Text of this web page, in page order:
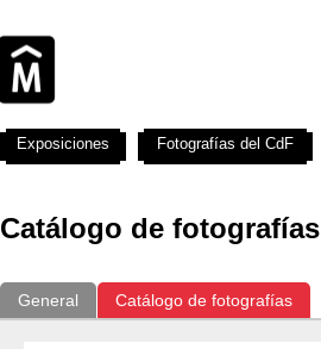
Catálogo de fotografías
General Catálogo de fotografías
Exposiciones Fotografías del CdF